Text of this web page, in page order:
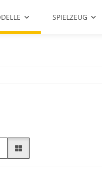
SPIELZEUG